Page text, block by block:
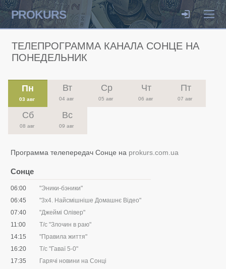
PROKURS
ТЕЛЕПРОГРАММА КАНАЛА СОНЦЕ НА
ПОНЕДЕЛЬНИК
Пн
03 авг
Вт
04 авг
Ср
05 авг
Чт
06 авг
Пт
07 авг
Сб
08 авг
Вс
09 авг
Программа телепередач Сонце на prokurs.com.ua
Сонце
06:00
"Эники-бэники"
06:45
"3х4. Найсмішніше Домашнє Відео"
07:40
"Джеймі Олівер"
11:00
Т/с "Злочин в раю"
14:15
"Правила життя"
16:20
Т/с "Гаваї 5-0"
17:35
Гарячі новини на Сонці